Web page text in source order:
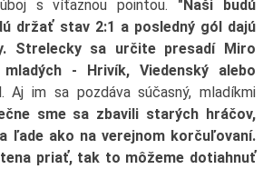
s víťaznou pointou. "Naši budú
držať stav 2:1 a posledný gól dajú
Strelecky sa určite presadí Miro
- Hrivík, Viedenský alebo
Aj im sa pozdáva súčasný, mladíkmi
sme sa zbavili starých hráčov,
ľade ako na verejnom korčuľovaní.
priať, tak to môžeme dotiahnuť